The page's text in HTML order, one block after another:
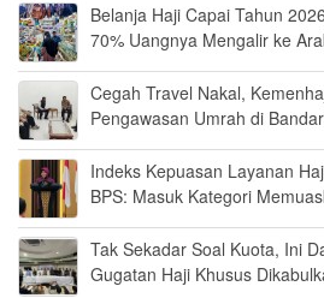
Belanja Haji Capai Tahun
70% Uangnya Mengalir ke
Cegah Travel Nakal,
Pengawasan Umrah di
Indeks Kepuasan Layanan
BPS: Masuk Kategori
Tak Sekadar Soal Kuota, Ini
Gugatan Haji Khusus